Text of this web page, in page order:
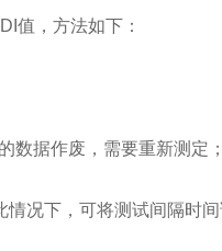
值，方法如下：
数据作废，需要重新测定；
况下，可将测试间隔时